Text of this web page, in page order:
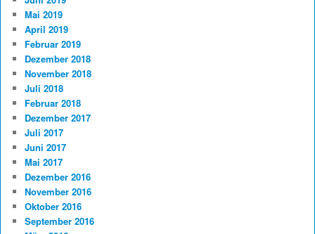
Mai 2019
April 2019
Februar 2019
Dezember 2018
November 2018
Juli 2018
Februar 2018
Dezember 2017
Juli 2017
Juni 2017
Mai 2017
Dezember 2016
November 2016
Oktober 2016
September 2016